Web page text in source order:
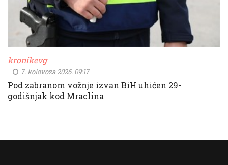
kronikevg
7. kolovoza 2026. 09:17
Pod zabranom vožnje izvan BiH uhićen 29-
godišnjak kod Mraclina